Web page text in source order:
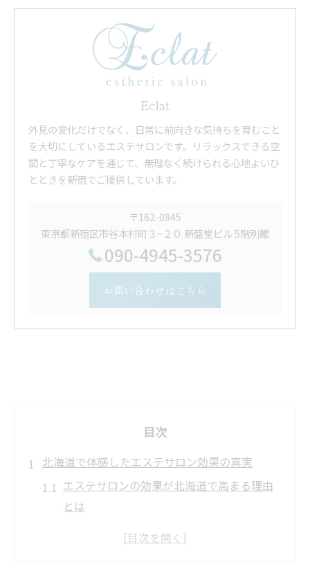
Eclat
外見の変化だけでなく、日常に前向きな気持ちを育むこと
を大切にしているエステサロンです。リラックスできる空
間と丁寧なケアを通じて、無理なく続けられる心地よいひ
とときを新宿でご提供しています。
〒162-0845
東京都新宿区市谷本村町３−２０ 新盛堂ビル 5階別館
090-4945-3576
お問い合わせはこちら
目次
北海道で体感したエステサロン効果の真実
エステサロンの効果が北海道で高まる理由
とは
セルライト対策で実感したエステサロンの